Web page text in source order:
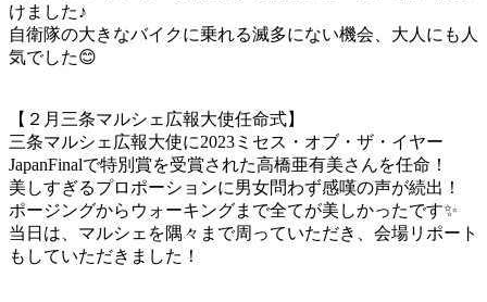
けました♪
自衛隊の大きなバイクに乗れる滅多にない機会、大人にも人
気でした😊
【２月三条マルシェ広報大使任命式】
三条マルシェ広報大使に2023ミセス・オブ・ザ・イヤー
JapanFinalで特別賞を受賞された高橋亜有美さんを任命！
美しすぎるプロポーションに男女問わず感嘆の声が続出！
ポージングからウォーキングまで全てが美しかったです✨
当日は、マルシェを隅々まで周っていただき、会場リポート
もしていただきました！